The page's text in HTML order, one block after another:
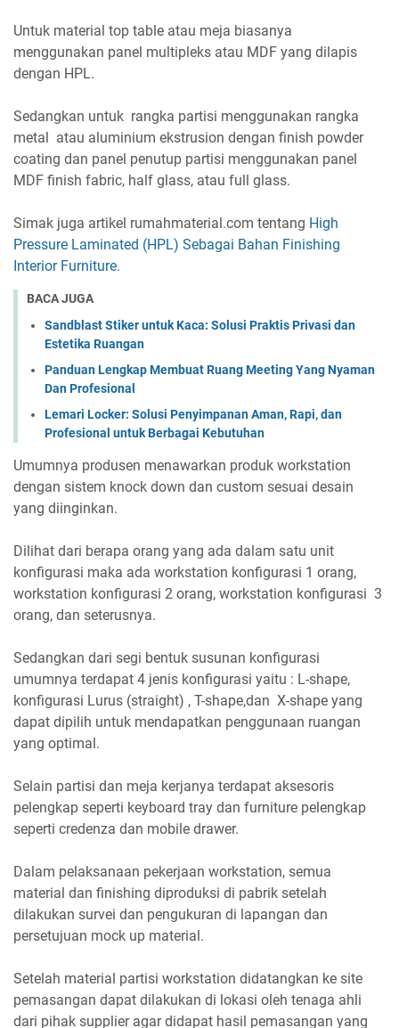
Untuk material top table atau meja biasanya
menggunakan panel multipleks atau MDF yang dilapis
dengan HPL.
Sedangkan untuk rangka partisi menggunakan rangka
metal atau aluminium ekstrusion dengan finish powder
coating dan panel penutup partisi menggunakan panel
MDF finish fabric, half glass, atau full glass.
Simak juga artikel rumahmaterial.com tentang High
Pressure Laminated (HPL) Sebagai Bahan Finishing
Interior Furniture.
BACA JUGA
Sandblast Stiker untuk Kaca: Solusi Praktis Privasi dan
Estetika Ruangan
Panduan Lengkap Membuat Ruang Meeting Yang Nyaman
Dan Profesional
Lemari Locker: Solusi Penyimpanan Aman, Rapi, dan
Profesional untuk Berbagai Kebutuhan
Umumnya produsen menawarkan produk workstation
dengan sistem knock down dan custom sesuai desain
yang diinginkan.
Dilihat dari berapa orang yang ada dalam satu unit
konfigurasi maka ada workstation konfigurasi 1 orang,
workstation konfigurasi 2 orang, workstation konfigurasi 3
orang, dan seterusnya.
Sedangkan dari segi bentuk susunan konfigurasi
umumnya terdapat 4 jenis konfigurasi yaitu : L-shape,
konfigurasi Lurus (straight) , T-shape,dan X-shape yang
dapat dipilih untuk mendapatkan penggunaan ruangan
yang optimal.
Selain partisi dan meja kerjanya terdapat aksesoris
pelengkap seperti keyboard tray dan furniture pelengkap
seperti credenza dan mobile drawer.
Dalam pelaksanaan pekerjaan workstation, semua
material dan finishing diproduksi di pabrik setelah
dilakukan survei dan pengukuran di lapangan dan
persetujuan mock up material.
Setelah material partisi workstation didatangkan ke site
pemasangan dapat dilakukan di lokasi oleh tenaga ahli
dari pihak supplier agar didapat hasil pemasangan yang